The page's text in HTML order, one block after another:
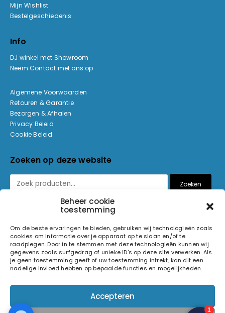
Beheer cookie
toestemming
Om de beste ervaringen te bieden, gebruiken wij technologieën zoals
cookies om informatie over je apparaat op te slaan en/of te
raadplegen. Door in te stemmen met deze technologieën kunnen wij
gegevens zoals surfgedrag of unieke ID's op deze site verwerken. Als
je geen toestemming geeft of uw toestemming intrekt, kan dit een
nadelige invloed hebben op bepaalde functies en mogelijkheden.
Accepteren
Mijn Wishlist
Bestelgeschiedenis
Info
DJ winkel met Showroom
Neem Contact met ons op
Algemene Voorwaarden
Retouren & Garantie
Bezorgen & Afhalen
Privacy Beleid
Cookie Beleid
Zoeken op deze website
Zoeken
© 2026 Light and Sound Factory. Alle rechten voorbehouden.